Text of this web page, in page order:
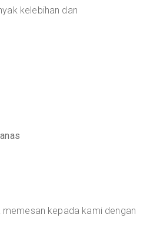
kelebihan dan
kepada kami dengan